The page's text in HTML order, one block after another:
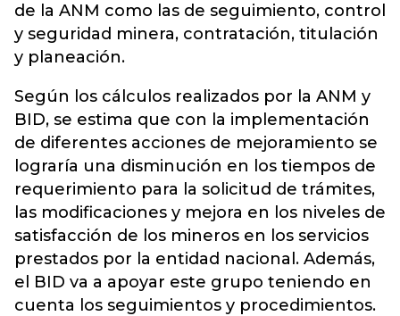
de la ANM como las de seguimiento, control
y seguridad minera, contratación, titulación
y planeación.
Según los cálculos realizados por la ANM y
BID, se estima que con la implementación
de diferentes acciones de mejoramiento se
lograría una disminución en los tiempos de
requerimiento para la solicitud de trámites,
las modificaciones y mejora en los niveles de
satisfacción de los mineros en los servicios
prestados por la entidad nacional. Además,
el BID va a apoyar este grupo teniendo en
cuenta los seguimientos y procedimientos.